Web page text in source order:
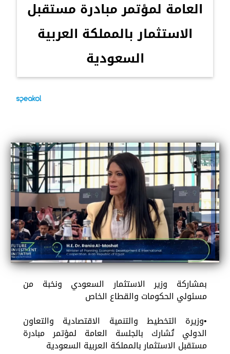
العامة لمؤتمر مبادرة مستقبل
الاستثمار بالمملكة العربية
السعودية
بمشاركة وزير الاستثمار السعودي ونخبة من
مسئولي الحكومات والقطاع الخاص
•وزيرة التخطيط والتنمية الاقتصادية والتعاون
الدولي تُشارك بالجلسة العامة لمؤتمر مبادرة
مستقبل الاستثمار بالمملكة العربية السعودية